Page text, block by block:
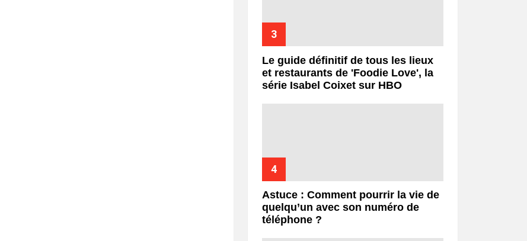
Le guide définitif de tous les lieux
et restaurants de 'Foodie Love', la
série Isabel Coixet sur HBO
Astuce : Comment pourrir la vie de
quelqu’un avec son numéro de
téléphone ?